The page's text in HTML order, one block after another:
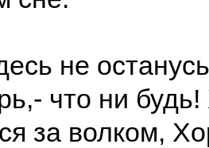
не
что ни
за волком,